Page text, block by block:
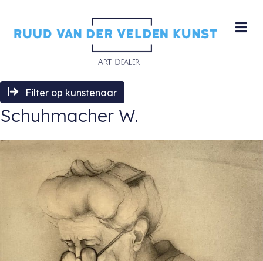
Filter op kunstenaar
Schuhmacher W.